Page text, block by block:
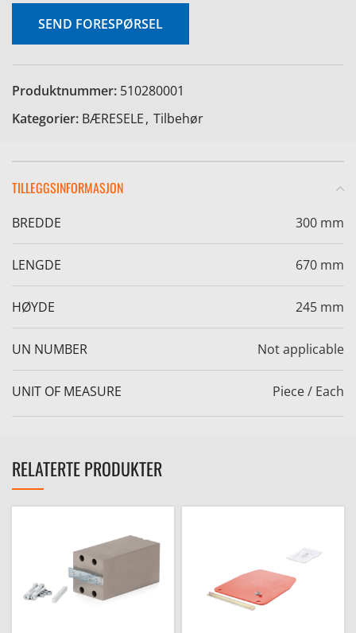
SEND FORESPØRSEL
Produktnummer: 510280001
Kategorier: BÆRESELE, Tilbehør
TILLEGGSINFORMASJON
BREDDE 300 mm
LENGDE 670 mm
HØYDE 245 mm
UN NUMBER Not applicable
UNIT OF MEASURE Piece / Each
RELATERTE PRODUKTER